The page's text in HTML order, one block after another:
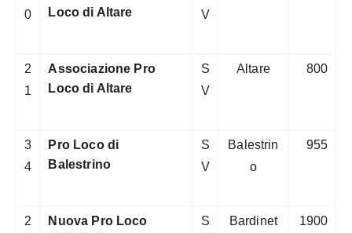
0
Loco di Altare
V
2
1
Associazione Pro
Loco di Altare
S
V
Altare 800
3
4
Pro Loco di
Balestrino
S
V
Balestrin
o
955
2
Nuova Pro Loco
S
Bardinet
1900